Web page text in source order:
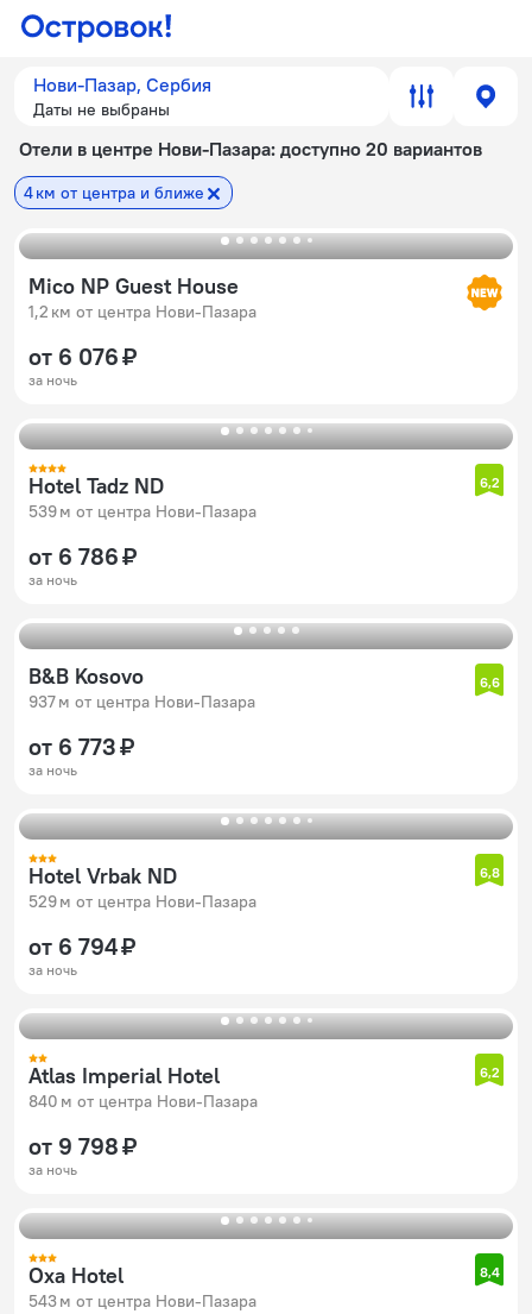
Нови-Пазар, Сербия
Даты не выбраны
Отели в центре Нови-Пазара: доступно 20 вариантов
4 км от центра и ближе
Mico NP Guest House
1,2 км от центра Нови-Пазара
от 6 076 ₽
за ночь
Hotel Tadz ND
539 м от центра Нови-Пазара
6,2
от 6 786 ₽
за ночь
B&B Kosovo
937 м от центра Нови-Пазара
6,6
от 6 773 ₽
за ночь
Hotel Vrbak ND
529 м от центра Нови-Пазара
6,8
от 6 794 ₽
за ночь
Atlas Imperial Hotel
840 м от центра Нови-Пазара
6,2
от 9 798 ₽
за ночь
Oxa Hotel
543 м от центра Нови-Пазара
8,4